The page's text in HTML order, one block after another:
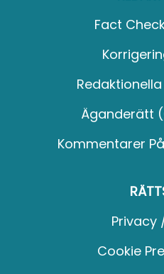
Fact
Äganderätt
Kommentarer
Privacy
Cookie